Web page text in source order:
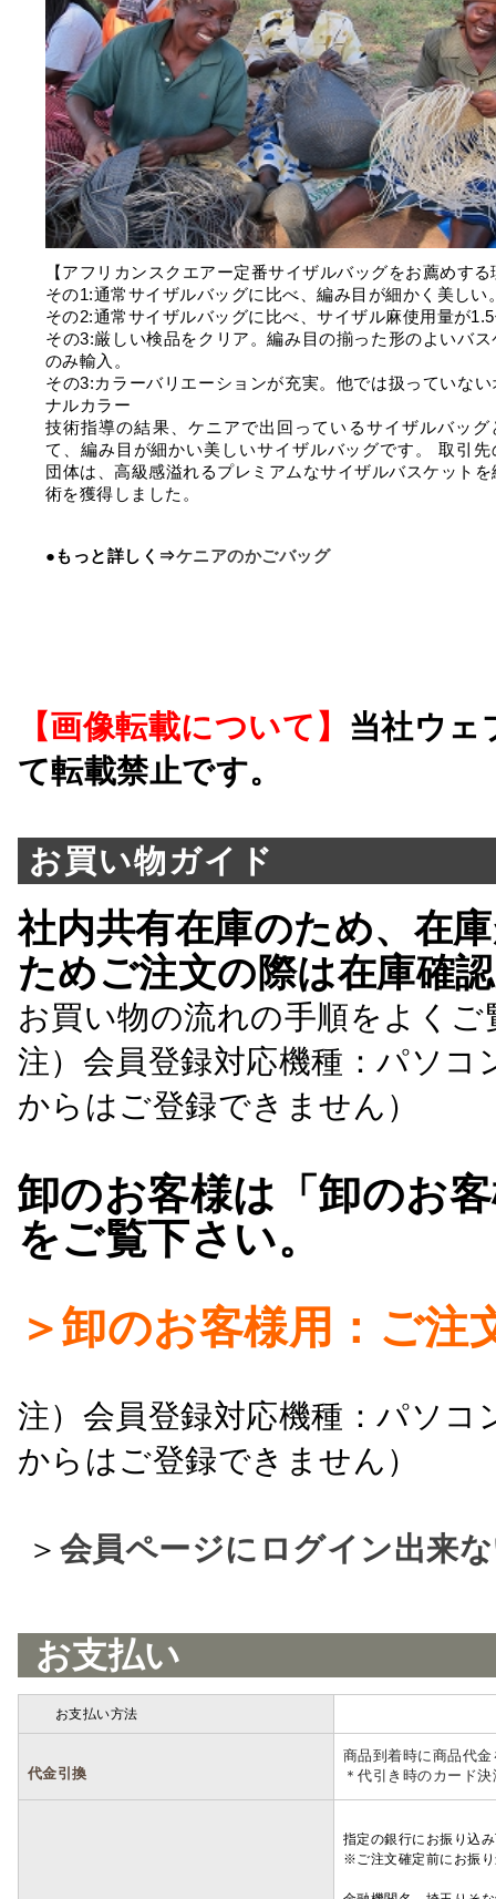
【アフリカンスクエアー定番サイザルバッグをお薦めする
その1:通常サイザルバッグに比べ、編み目が細かく美しい
その2:通常サイザルバッグに比べ、サイザル麻使用量が
その3:厳しい検品をクリア。編み目の揃った形のよいバス
のみ輸入。
その3:カラーバリエーションが充実。他では扱っていない
ナルカラー
技術指導の結果、ケニアで出回っているサイザルバッグ
て、編み目が細かい美しいサイザルバッグです。 取引先
団体は、高級感溢れるプレミアムなサイザルバスケット
術を獲得しました。
●もっと詳しく⇒ケニアのかごバッグ
【画像転載について】 当社ウェ
て転載禁止です。
お買い物ガイド
社内共有在庫のため、在
ためご注文の際は在庫確
お買い物の流れの手順をよくご
注）会員登録対応機種：パソ
からはご登録できません）
卸のお客様は「卸のお
をご覧下さい。
＞卸のお客様用：ご注
注）会員登録対応機種：パソ
からはご登録できません）
＞ 会員ページにログイン出来
お支払い
お支払い方法
代金引換
商品到着時に商品代
＊代引き時のカード
指定の銀行にお振り込
※ご注文確定前にお振